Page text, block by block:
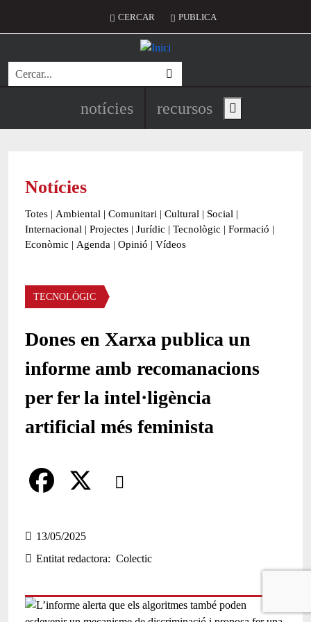
Menú del compte d'usuari
CERCAR PUBLICA
Cerca
Navegació principal de
notícies recursos Show main menu
Notícies
Totes | Ambiental | Comunitari | Cultural | Social |
Internacional | Projectes | Jurídic | Tecnològic | Formació |
Econòmic | Agenda | Opinió | Vídeos
Àmbit de la notícia
TECNOLÒGIC
Dones en Xarxa publica un
informe amb recomanacions
per fer la intel·ligència
artificial més feminista
Comparteix
a
c
b
13/05/2025
Entitat redactora
Colectic